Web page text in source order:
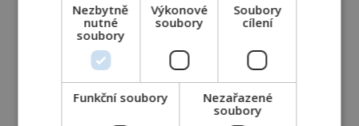
Nezbytně
nutné
soubory
Výkonové
soubory
Soubory
cílení
Funkční soubory
Nezařazené
soubory